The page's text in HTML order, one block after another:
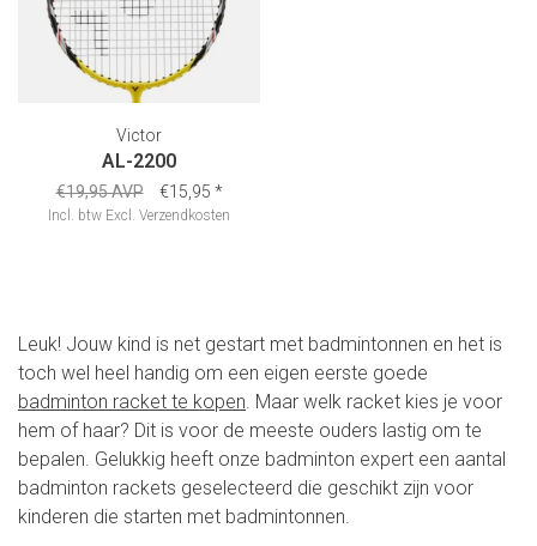
Victor
AL-2200
€19,95 AVP €15,95 *
Incl. btw Excl. Verzendkosten
Leuk! Jouw kind is net gestart met badmintonnen en het is
toch wel heel handig om een eigen eerste goede
badminton racket te kopen. Maar welk racket kies je voor
hem of haar? Dit is voor de meeste ouders lastig om te
bepalen. Gelukkig heeft onze badminton expert een aantal
badminton rackets geselecteerd die geschikt zijn voor
kinderen die starten met badmintonnen.